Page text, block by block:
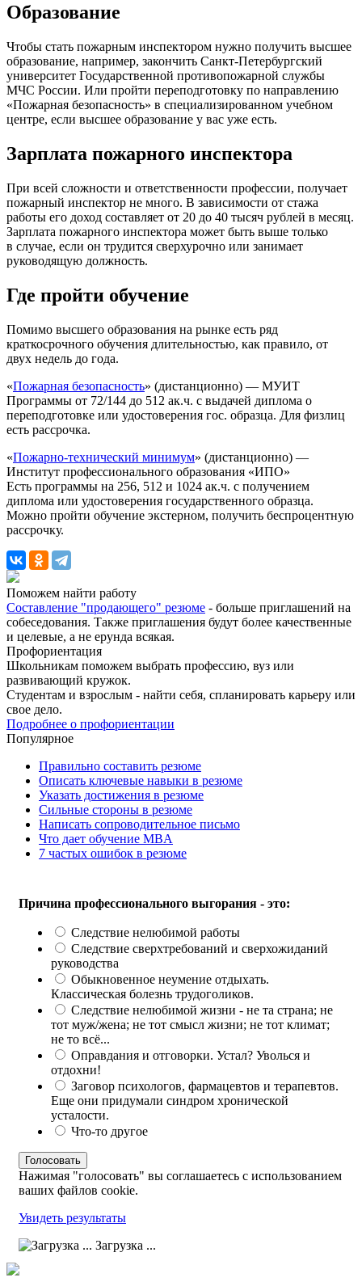
Образование
Чтобы стать пожарным инспектором нужно получить высшее
образование, например, закончить Санкт-Петербургский
университет Государственной противопожарной службы
МЧС России. Или пройти переподготовку по направлению
«Пожарная безопасность» в специализированном учебном
центре, если высшее образование у вас уже есть.
Зарплата пожарного инспектора
При всей сложности и ответственности профессии, получает
пожарный инспектор не много. В зависимости от стажа
работы его доход составляет от 20 до 40 тысяч рублей в месяц.
Зарплата пожарного инспектора может быть выше только
в случае, если он трудится сверхурочно или занимает
руководящую должность.
Где пройти обучение
Помимо высшего образования на рынке есть ряд
краткосрочного обучения длительностью, как правило, от
двух недель до года.
«Пожарная безопасность» (дистанционно) — МУИТ
Программы от 72/144 до 512 ак.ч. с выдачей диплома о
переподготовке или удостоверения гос. образца. Для физлиц
есть рассрочка.
«Пожарно-технический минимум» (дистанционно) —
Институт профессионального образования «ИПО»
Есть программы на 256, 512 и 1024 ак.ч. с получением
диплома или удостоверения государственного образца.
Можно пройти обучение экстерном, получить беспроцентную
рассрочку.
Поможем найти работу
Составление "продающего" резюме - больше приглашений на
собеседования. Также приглашения будут более качественные
и целевые, а не ерунда всякая.
Профориентация
Школьникам поможем выбрать профессию, вуз или
развивающий кружок.
Студентам и взрослым - найти себя, спланировать карьеру или
свое дело.
Подробнее о профориентации
Популярное
Правильно составить резюме
Описать ключевые навыки в резюме
Указать достижения в резюме
Сильные стороны в резюме
Написать сопроводительное письмо
Что дает обучение MBA
7 частых ошибок в резюме
Причина профессионального выгорания - это:
Следствие нелюбимой работы
Следствие сверхтребований и сверхожиданий
руководства
Обыкновенное неумение отдыхать.
Классическая болезнь трудоголиков.
Следствие нелюбимой жизни - не та страна; не
тот муж/жена; не тот смысл жизни; не тот климат;
не то всё...
Оправдания и отговорки. Устал? Уволься и
отдохни!
Заговор психологов, фармацевтов и терапевтов.
Еще они придумали синдром хронической
усталости.
Что-то другое
Нажимая "голосовать" вы соглашаетесь с использованием
ваших файлов cookie.
Увидеть результаты
Загрузка ...